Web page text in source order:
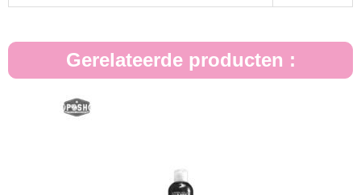
Gerelateerde producten :